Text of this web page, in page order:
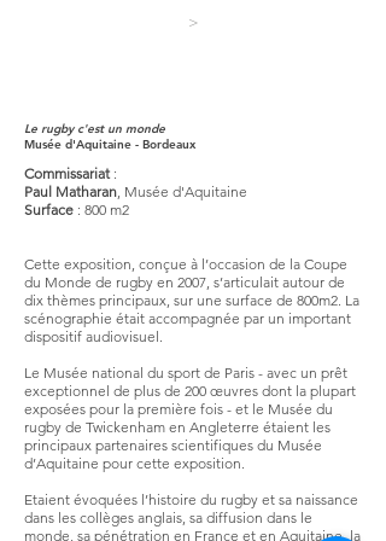
>
Le rugby c'est un monde
Musée d'Aquitaine - Bordeaux
Commissariat:
Paul Matharan, Musée d'Aquitaine
Surface : 800 m2
Cette exposition, conçue à l’occasion de la Coupe
du Monde de rugby en 2007, s’articulait autour de
dix thèmes principaux, sur une surface de 800m2. La
scénographie était accompagnée par un important
dispositif audiovisuel.
Le Musée national du sport de Paris - avec un prêt
exceptionnel de plus de 200 œuvres dont la plupart
exposées pour la première fois - et le Musée du
rugby de Twickenham en Angleterre étaient les
principaux partenaires scientifiques du Musée
d’Aquitaine pour cette exposition.
Etaient évoquées l’histoire du rugby et sa naissance
dans les collèges anglais, sa diffusion dans le
monde, sa pénétration en France et en Aquitaine, la